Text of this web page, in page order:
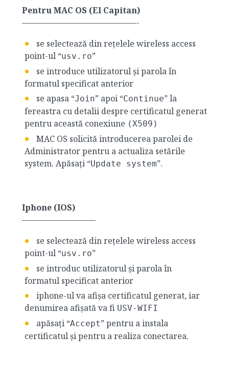
Pentru MAC OS (El Capitan)
——————————————-
se selectează din rețelele wireless access
point-ul “usv.ro”
se introduce utilizatorul și parola în
formatul specificat anterior
se apasa “Join” apoi “Continue” la
fereastra cu detalii despre certificatul generat
pentru această conexiune (X509)
MAC OS solicită introducerea parolei de
Administrator pentru a actualiza setările
system. Apăsați “Update system”.
Iphone (IOS)
—————————
se selectează din rețelele wireless access
point-ul “usv.ro”
se introduc utilizatorul și parola în
formatul specificat anterior
iphone-ul va afișa certificatul generat, iar
denumirea afișată va fi USV-WIFI
apăsați “Accept” pentru a instala
certificatul și pentru a realiza conectarea.